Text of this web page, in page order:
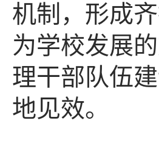
机制，形成
为学校发展
理干部队伍
地见效。